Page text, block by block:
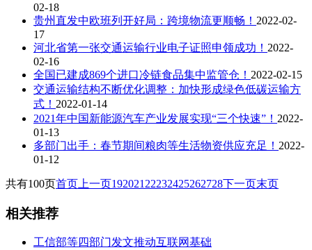
02-18
贵州直发中欧班列开好局：跨境物流更顺畅！ 2022-02-
17
河北省第一张交通运输行业电子证照申领成功！ 2022-
02-16
全国已建成869个进口冷链食品集中监管仓！ 2022-02-15
交通运输结构不断优化调整：加快形成绿色低碳运输方
式！ 2022-01-14
2021年中国新能源汽车产业发展实现“三个快速”！ 2022-
01-13
多部门出手：春节期间粮肉等生活物资供应充足！ 2022-
01-12
共有100页首页 上一页192021 22232425262728下一页末页
相关推荐
工信部等四部门发文推动互联网基础